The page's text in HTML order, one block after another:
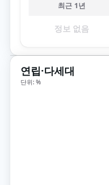
최근 1년
정보 없음
연립·다세대
단위: %